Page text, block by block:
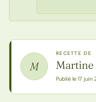
M
RECETTE DE
Martine
Publié le 17 juin